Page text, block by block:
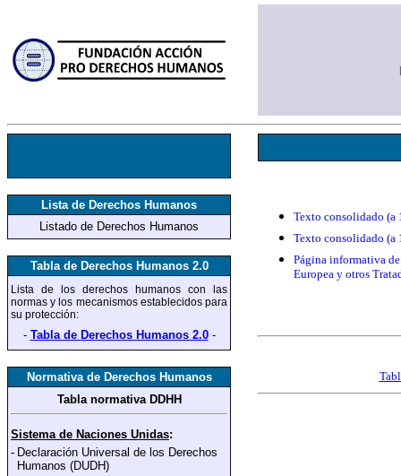
Lista de Derechos Humanos
Listado de Derechos Humanos
Tabla de Derechos Humanos 2.0
Lista de los derechos humanos con las
normas y los mecanismos establecidos para
su protección:
- Tabla de Derechos Humanos 2.0-
Normativa de Derechos Humanos
Tabla normativa DDHH
Sistema de Naciones Unidas:
- Declaración Universal de los Derechos
Humanos (DUDH)
Texto consolidado (a
Texto consolidado (a
Página informativa
Europea y otros